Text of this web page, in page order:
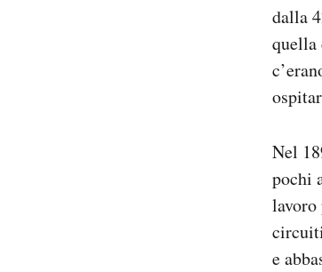
dalla
quella
Nel
pochi
lavoro
e